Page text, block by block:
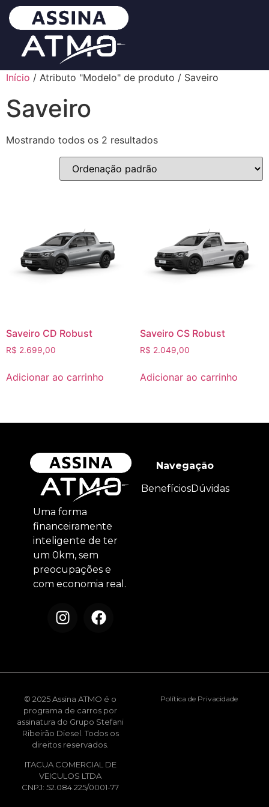
Início / Atributo "Modelo" de produto / Saveiro
Saveiro
Mostrando todos os 2 resultados
Saveiro CD Robust
R$ 2.699,00
Adicionar ao carrinho
Saveiro CS Robust
R$ 2.049,00
Adicionar ao carrinho
Uma forma
financeiramente
inteligente de ter
um 0km, sem
preocupações e
com economia real.
Navegação
BenefíciosDúvidas
© 2025 Assina ATMO é o
programa de carros por
assinatura do Grupo Stefani
Ribeirão Diesel. Todos os
direitos reservados.
ITACUA COMERCIAL DE
VEICULOS LTDA
CNPJ: 52.084.225/0001-77
Política de Privacidade